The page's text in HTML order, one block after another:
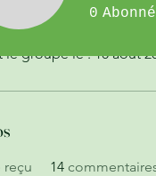
le groupe le : 10 août
reçu 14
0 Abonné